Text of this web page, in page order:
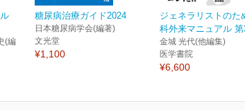
ル
(編
糖尿病治療ガイド2024
日本糖尿病学会(編著)
文光堂
¥1,100
ジェネラリストのた
科外来マニュアル 第
金城 光代(他編集)
医学書院
¥6,600